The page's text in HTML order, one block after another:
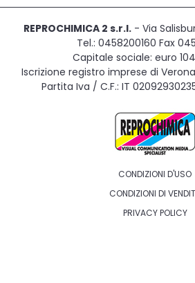
REPROCHIMICA 2 s.r.l. - Via
Tel.: 0458200160 Fax
Capitale sociale: euro
Iscrizione registro imprese di
Partita Iva / C.F.: IT 02092930235
CONDIZIONI D'USO
CONDIZIONI DI
PRIVACY POLICY